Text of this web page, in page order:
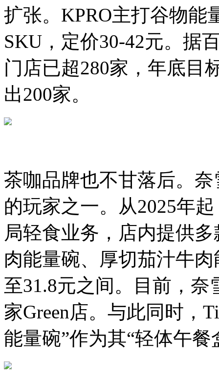
扩张。KPRO主打谷物能
SKU，定价30-42元。据
门店已超280家，年底目
出200家。
茶咖品牌也不甘落后。
的玩家之一。从2025年
局轻食业务，店内提供
肉能量碗、厚切茄汁牛
至31.8元之间。目前，
家Green店。与此同时，
能量碗”作为其“轻体午